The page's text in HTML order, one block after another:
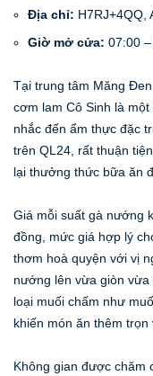
Địa chỉ: H7RJ+4QQ,
Giờ mở cửa: 07:00
Tại trung tâm Măng
cơm lam Cô Sinh là
nhắc đến ẩm thực đặc
trên QL24, rất thuận
lại thưởng thức bữa ăn
Giá mỗi suất gà nướng
đồng, mức giá hợp lý
thơm hoà quyện với vị
nướng lên vừa giòn
loại muối chấm như
khiến món ăn thêm trọn
Không gian được chăm